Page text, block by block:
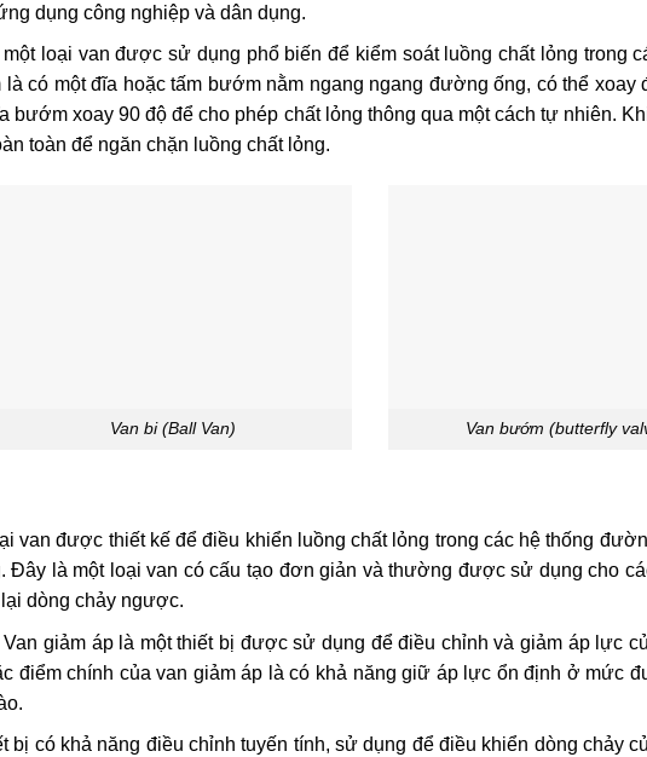
dụng công nghiệp và dân dụng.
loại van được sử dụng phổ biến để kiểm soát luồng chất lỏng trong
có một đĩa hoặc tấm bướm nằm ngang ngang đường ống, có thể xoay
bướm xoay 90 độ để cho phép chất lỏng thông qua một cách tự nhiên.
toàn để ngăn chặn luồng chất lỏng.
Van bi (Ball Van) Van bướm (butterfly
van được thiết kế để điều khiển luồng chất lỏng trong các hệ thống
Đây là một loại van có cấu tạo đơn giản và thường được sử dụng cho
dòng chảy ngược.
Van giảm áp là một thiết bị được sử dụng để điều chỉnh và giảm áp lực
điểm chính của van giảm áp là có khả năng giữ áp lực ổn định ở mức
bị có khả năng điều chỉnh tuyến tính, sử dụng để điều khiển dòng chảy